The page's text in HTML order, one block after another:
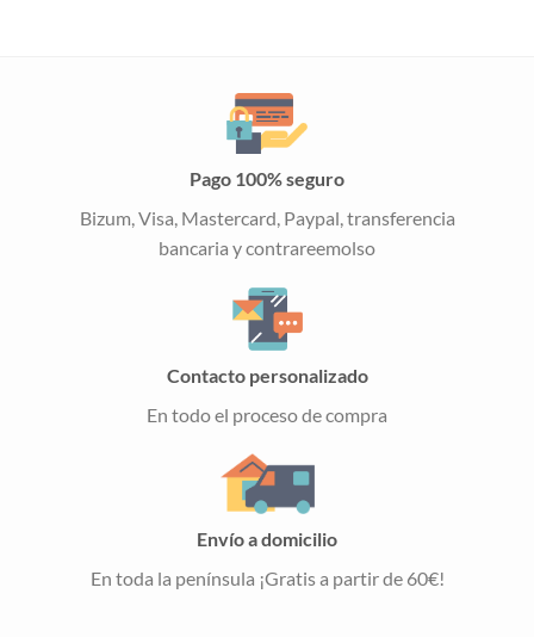
Pago 100% seguro
Bizum, Visa, Mastercard, Paypal, transferencia
bancaria y contrareemolso
Contacto personalizado
En todo el proceso de compra
Envío a domicilio
En toda la península ¡Gratis a partir de 60€!